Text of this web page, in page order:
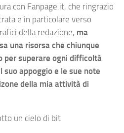
con Fanpage.it, che ringrazio
e in particolare verso
della redazione, ma
una risorsa che chiunque
per superare ogni difficoltà
appoggio e le sue note
della mia attività di
un cielo di bit